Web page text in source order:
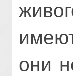
они